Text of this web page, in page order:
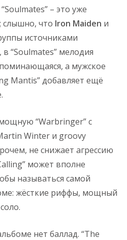
– это уже
слышно, что Iron Maiden и
источниками
“Soulmates” мелодия
а мужское
Mantis” добавляет ещё
“Warbringer” с
Winter и groovy
не снижает агрессию
может вполне
называться самой
жёсткие риффы, мощный
нет баллад. “The